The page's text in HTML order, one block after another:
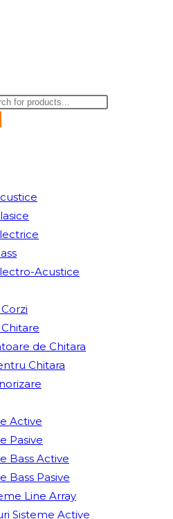
Acustice
de Chitara
Chitara
Active
Pasive
Bass Active
Bass Pasive
Line Array
Sisteme Active